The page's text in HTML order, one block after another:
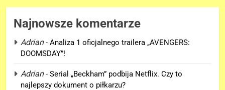
Najnowsze komentarze
Adrian- Analiza 1 oficjalnego trailera „AVENGERS:
DOOMSDAY”!
Adrian- Serial „Beckham” podbija Netflix. Czy to
najlepszy dokument o piłkarzu?
5
Tom Holland napisał list do